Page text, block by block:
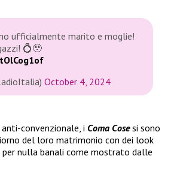
ufficialmente marito e moglie!
💍🥹
October 4, 2024
convenzionale, i Coma Cosesi sono
del loro matrimonio con dei look
per nulla banali come mostrato dalle